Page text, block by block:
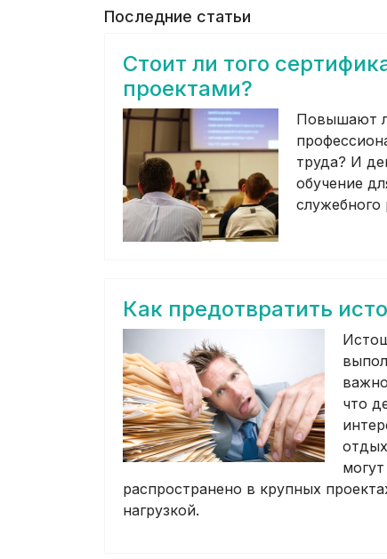
Последние статьи
Стоит ли того
проектами?
Повышают
труда? И
обучение
служебного
Как предотвратить
что
распространено в крупных
нагрузкой.